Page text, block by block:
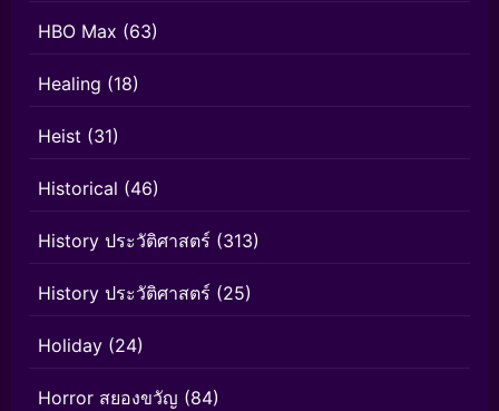
HBO Max (63)
Healing (18)
Heist (31)
Historical (46)
History ประวัติศาสตร์ (313)
History ประวัติศาสตร์ (25)
Holiday (24)
Horror สยองขวัญ (84)